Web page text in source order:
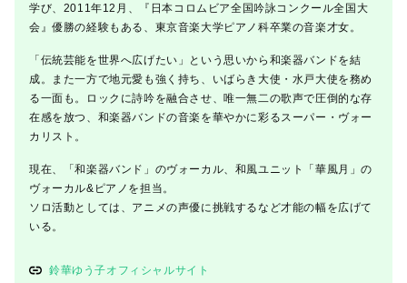
学び、2011年12月、『日本コロムビア全国吟詠コンクール全国大
会』優勝の経験もある、東京音楽大学ピアノ科卒業の音楽才女。
「伝統芸能を世界へ広げたい」という思いから和楽器バンドを結
成。また一方で地元愛も強く持ち、いばらき大使・水戸大使を務め
る一面も。ロックに詩吟を融合させ、唯一無二の歌声で圧倒的な存
在感を放つ、和楽器バンドの音楽を華やかに彩るスーパー・ヴォー
カリスト。
現在、「和楽器バンド」のヴォーカル、和風ユニット「華風月」の
ヴォーカル&ピアノを担当。
ソロ活動としては、アニメの声優に挑戦するなど才能の幅を広げて
いる。
鈴華ゆう子オフィシャルサイト